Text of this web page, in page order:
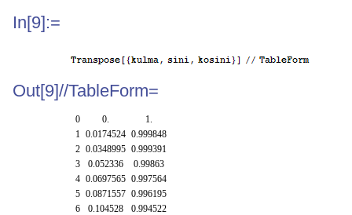
In[9]:=
Out[9]//TableForm=
0 0.
1.
1 0.0174524 0.999848
2 0.0348995 0.999391
3
0.052336
0.99863
4 0.0697565 0.997564
5 0.0871557 0.996195
6
0.104528
0.994522